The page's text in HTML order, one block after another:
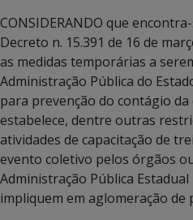
CONSIDERANDO que
Decreto n. 15.391 de 16 de
as medidas temporárias a
Administração Pública do
para prevenção do contágio da
estabelece, dentre outras
atividades de capacitação de
evento coletivo pelos órgãos
Administração Pública
impliquem em aglomeração de